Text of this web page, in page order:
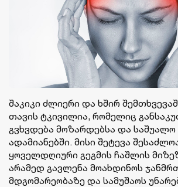
შაკიკი ძლიერი და ხშირ
თავის ტკივილია, რომელიც
გვხვდება მოზარდებსა და საშუალო
ადამიანებში. მისი შეტევა
ყოველდღიური გეგმის ჩაშლის
არამედ გავლენა მოახდინოს
მდგომარეობაზე და სამუშაოს